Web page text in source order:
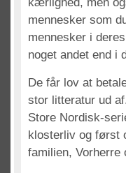
mennesker som
mennesker i
noget andet end i
De får lov at
stor litteratur ud
Store Nordisk-
klosterliv og først
familien, Vorherre